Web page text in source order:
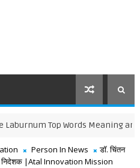
Top Words Meaning and Line by
Person In News
डॉ. चिंतन
निदेशक |Atal Innovation Mission